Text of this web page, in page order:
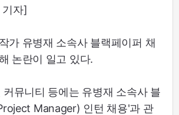
기자]
가 유병재 소속사 블랙페이퍼 채
논란이 일고 있다.
뮤니티 등에는 유병재 소속사 블
Manager) 인턴 채용'과 관